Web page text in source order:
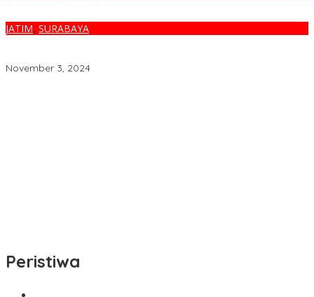
JATIM, SURABAYA
November 3, 2024
Peristiwa